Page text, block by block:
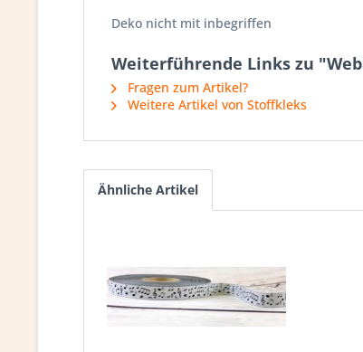
Deko nicht mit inbegriffen
Weiterführende Links zu
Fragen zum Artikel?
Weitere Artikel von Stoffkleks
Ähnliche Artikel